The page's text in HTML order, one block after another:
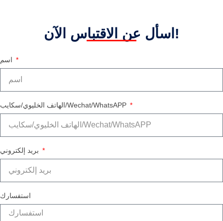
اسأل عن الاقتباس الآن!
الهاتف الخليوي/سكايب/Wechat/WhatsAPP
استفسارك